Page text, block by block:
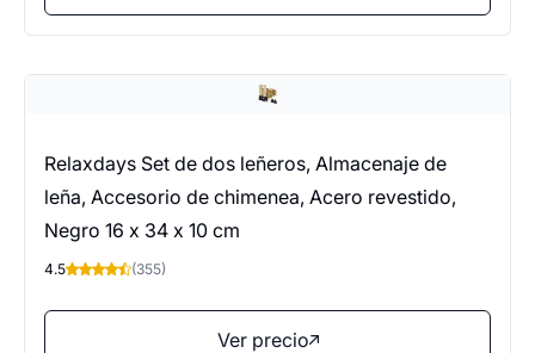
Relaxdays Set de dos leñeros, Almacenaje de
leña, Accesorio de chimenea, Acero revestido,
Negro 16 x 34 x 10 cm
4.5 (355)
Ver precio